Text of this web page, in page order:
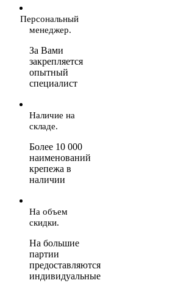
Персональный
менеджер.
За Вами
закрепляется
опытный
специалист
Наличие на
складе.
Более 10 000
наименований
крепежа в
наличии
На объем
скидки.
На большие
партии
предоставляются
индивидуальные